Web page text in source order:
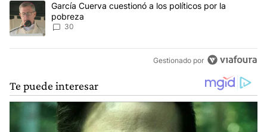
Un artículo de tendencia con el título "García Cuerva cuestionó
García Cuerva cuestionó a los políticos por la
pobreza
30
Gestionado por